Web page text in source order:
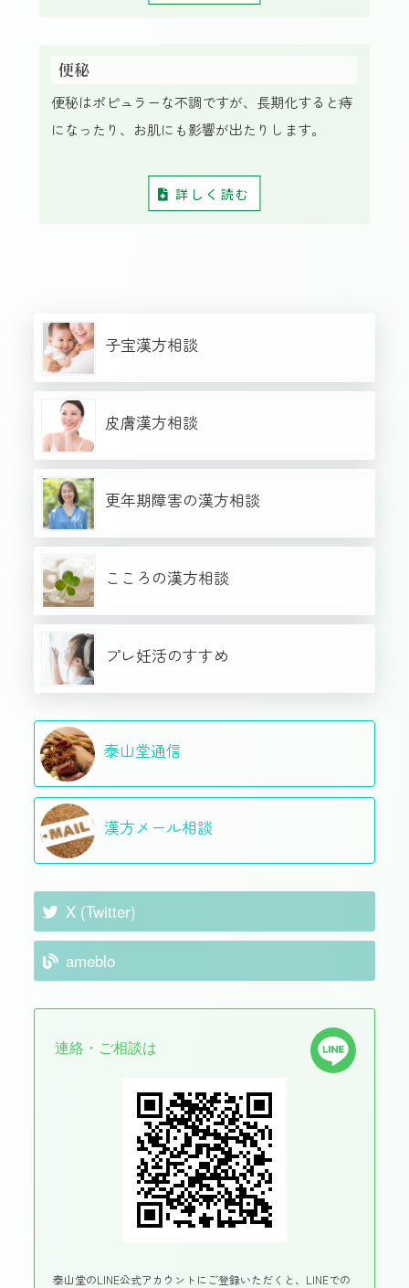
子宝漢方相談
皮膚漢方相談
更年期障害の漢方相談
こころの漢方相談
プレ妊活のすすめ
泰山堂通信
漢方メール相談
X (Twitter)
ameblo
連絡・ご相談は
泰山堂のLINE公式アカウントにご登録いただくと、LINEでの
便秘
便秘はポピュラーな不調ですが、長期化すると痔
になったり、お肌にも影響が出たりします。
詳しく読む